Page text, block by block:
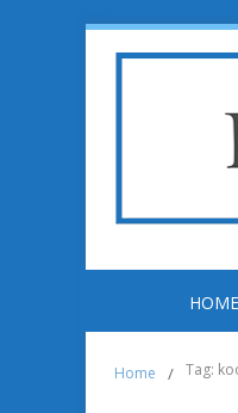
HOME
Home / Tag: